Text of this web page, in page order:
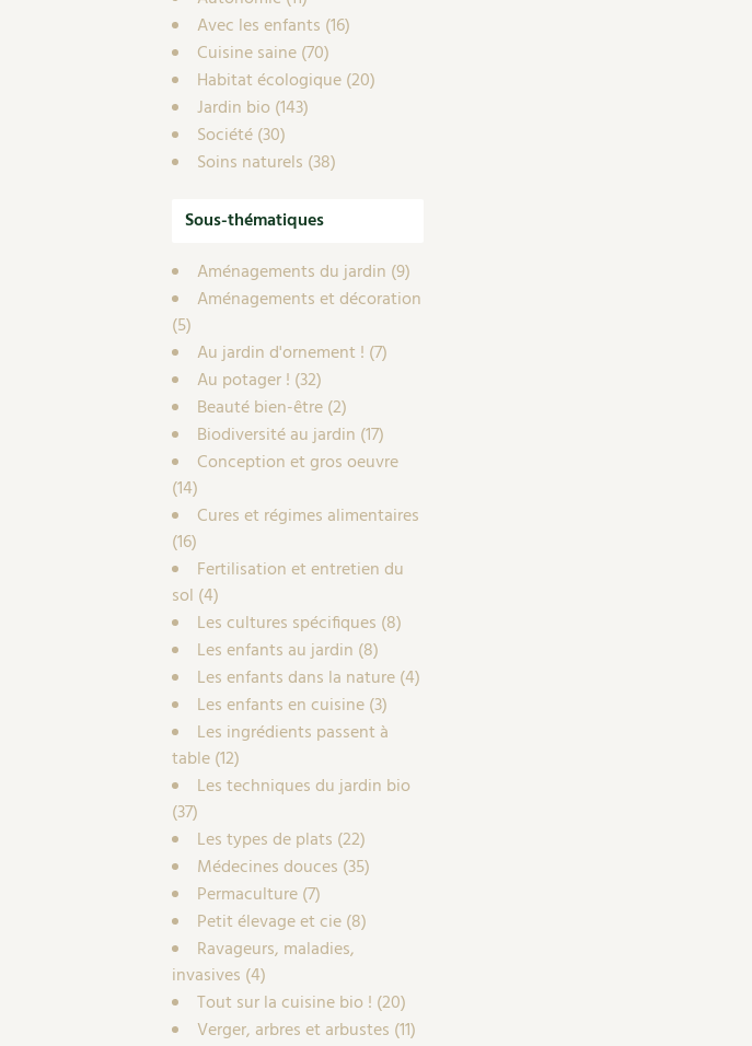
Avec les enfants (16)
Cuisine saine(70)
Habitat écologique(20)
Jardin bio (143)
Société(30)
Soins naturels (38)
Sous-thématiques
Aménagements du jardin (9)
Aménagements et décoration
(5)
Au jardin d'ornement ! (7)
Au potager ! (32)
Beauté bien-être(2)
Biodiversité au jardin (17)
Conception et gros oeuvre
(14)
Cures et régimes alimentaires
(16)
Fertilisation et entretien du
sol (4)
Les cultures spécifiques (8)
Les enfants au jardin (8)
Les enfants dans la nature(4)
Les enfants en cuisine(3)
Les ingrédients passent à
table(12)
Les techniques du jardin bio
(37)
Les types de plats (22)
Médecines douces (35)
Permaculture(7)
Petit élevage et cie(8)
Ravageurs, maladies,
invasives (4)
Tout sur la cuisine bio ! (20)
Verger, arbres et arbustes (11)